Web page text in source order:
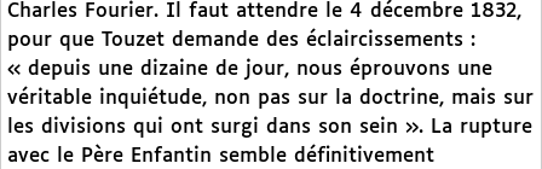
Charles Fourier. Il faut attendre le 4 décembre 1832,
pour que Touzet demande des éclaircissements :
« depuis une dizaine de jour, nous éprouvons une
véritable inquiétude, non pas sur la doctrine, mais sur
les divisions qui ont surgi dans son sein ». La rupture
avec le Père Enfantin semble définitivement